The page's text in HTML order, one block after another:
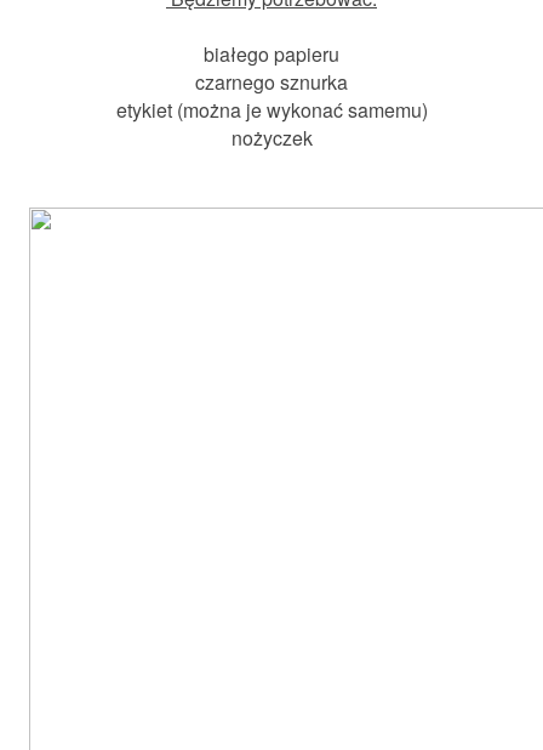
białego papieru
czarnego sznurka
etykiet (można je wykonać samemu)
nożyczek